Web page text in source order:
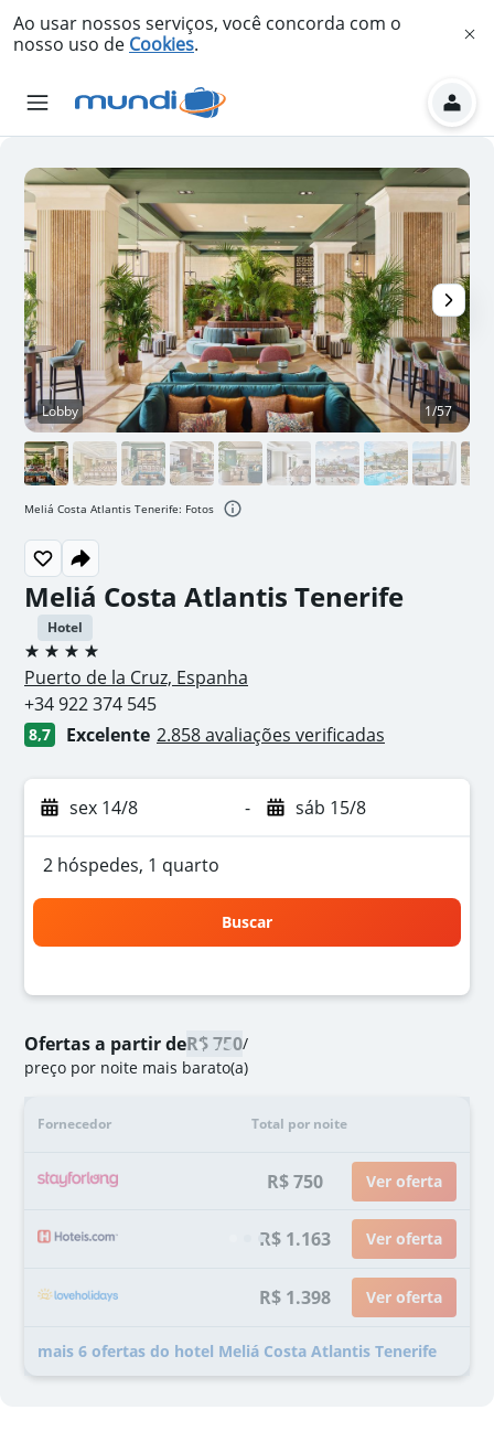
Ao usar nossos serviços, você concorda com o
nosso uso de Cookies.
Meliá Costa Atlantis Tenerife
Hotel
4 estrelas
Puerto de la Cruz, Espanha
+34 922 374 545
8,7 Excelente 2.858 avaliações verificadas
sex 14/8 - sáb 15/8
2 hóspedes, 1 quarto
Buscar
Ofertas a partir deR$ 750/
preço por noite mais barato(a)
Fornecedor Total por noite
R$ 750 Ver oferta
R$ 1.163 Ver oferta
R$ 1.398 Ver oferta
mais 6 ofertas do hotel Meliá Costa Atlantis Tenerife
Lobby 1/57
Meliá Costa Atlantis Tenerife: Fotos